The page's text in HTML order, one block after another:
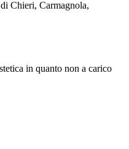
Chieri, Carmagnola,
in quanto non a carico